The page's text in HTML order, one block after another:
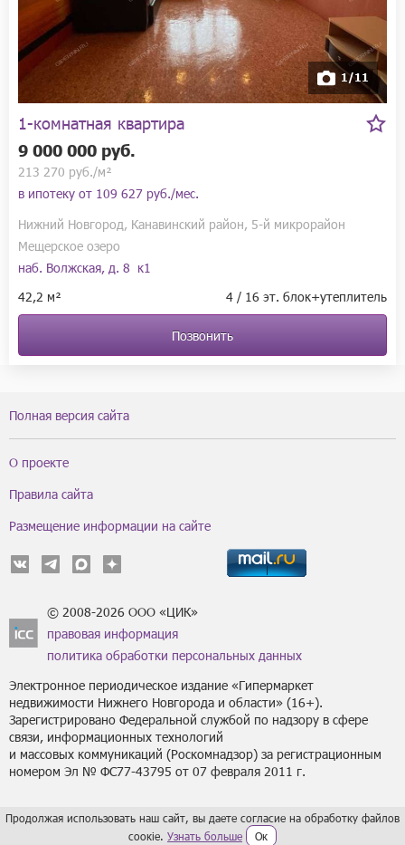
1/11
1-комнатная квартира
9 000 000 руб.
213 270 руб./м²
в ипотеку от 109 627 руб./мес.
Нижний Новгород, Канавинский район, 5-й микрорайон
Мещерское озеро
наб. Волжская, д. 8 к1
42,2 м²
4 / 16 эт. блок+утеплитель
Позвонить
Полная версия сайта
О проекте
Правила сайта
Размещение информации на сайте
© 2008-2026 ООО «ЦИК»
правовая информация
политика обработки персональных данных
Электронное периодическое издание «Гипермаркет
недвижимости Нижнего Новгорода и области» (16+).
Зарегистрировано Федеральной службой по надзору в сфере
связи, информационных технологий
и массовых коммуникаций (Роскомнадзор) за регистрационным
номером Эл № ФС77-43795 от 07 февраля 2011 г.
Продолжая использовать наш сайт, вы даете согласие на обработку файлов
сoокіе. Узнать больше Ок